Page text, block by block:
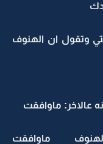
وتقول ان الهنوف
عالاخر: ماوافقت
ماوافقت